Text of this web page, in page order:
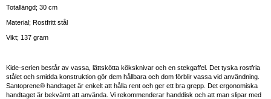
Totallängd; 30 cm
Material; Rostfritt stål
Vikt; 137 gram
Kide-serien består av vassa, lättskötta köksknivar och en stekgaffel. Det tyska rostfria
stålet och smidda konstruktion gör dem hållbara och dom förblir vassa vid användning.
Santoprene® handtaget är enkelt att hålla rent och ger ett bra grepp. Det ergonomiska
handtaget är bekvämt att använda. Vi rekommenderar handdisk och att man slipar med